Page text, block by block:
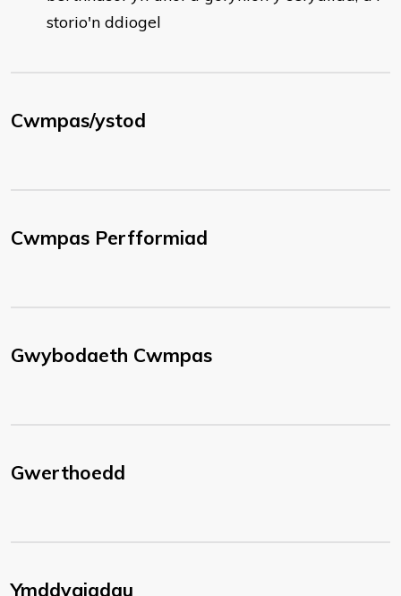
storio'n ddiogel
Cwmpas/ystod
Cwmpas Perfformiad
Gwybodaeth Cwmpas
Gwerthoedd
Ymddygiadau